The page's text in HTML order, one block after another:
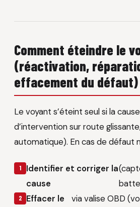
Comment éteindre le
(réactivation,
effacement du défaut)
Le voyant s’éteint seul si la
d’intervention sur route
automatique). En cas de défaut
Identifier et corriger la
cause
Effacer le
via valise OBD